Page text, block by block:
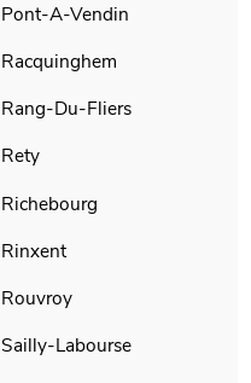
Pont-A-Vendin
Racquinghem
Rang-Du-Fliers
Rety
Richebourg
Rinxent
Rouvroy
Sailly-Labourse